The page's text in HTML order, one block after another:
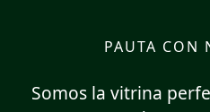
PAUTA CON
Somos la vitrina